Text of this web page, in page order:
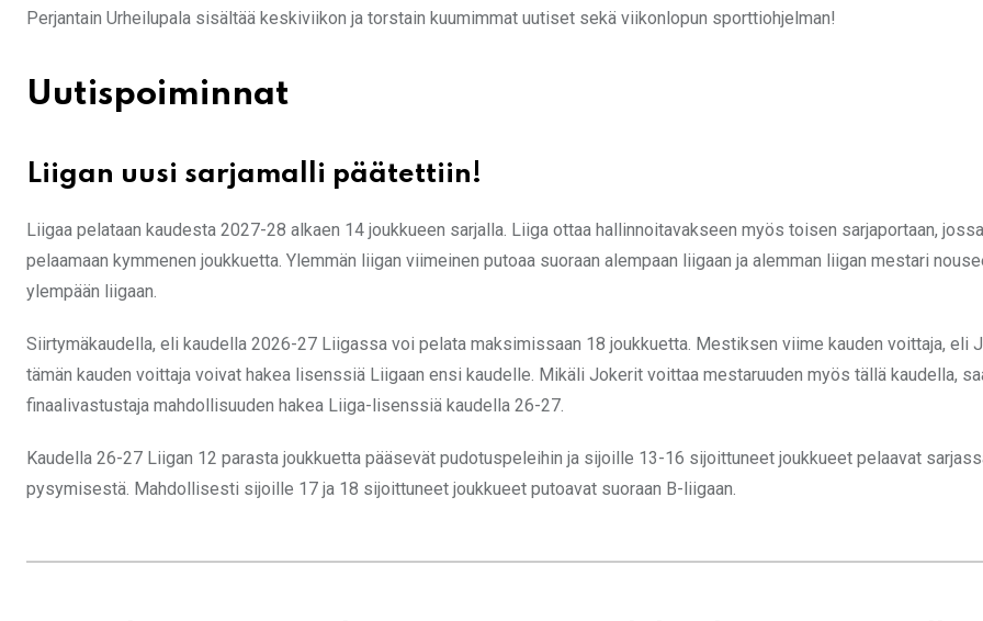
Perjantain Urheilupala sisältää keskiviikon ja torstain kuumimmat uutiset sekä viikonlopun sporttiohjelman!
Uutispoiminnat
Liigan uusi sarjamalli päätettiin!
Liigaa pelataan kaudesta 2027-28 alkaen 14 joukkueen sarjalla. Liiga ottaa hallinnoitavakseen myös toisen sarjaportaan,
pelaamaan kymmenen joukkuetta. Ylemmän liigan viimeinen putoaa suoraan alempaan liigaan ja alemman liigan mestari
ylempään liigaan.
Siirtymäkaudella, eli kaudella 2026-27 Liigassa voi pelata maksimissaan 18 joukkuetta. Mestiksen viime kauden voittaja, eli
tämän kauden voittaja voivat hakea lisenssiä Liigaan ensi kaudelle. Mikäli Jokerit voittaa mestaruuden myös tällä kaudella,
finaalivastustaja mahdollisuuden hakea Liiga-lisenssiä kaudella 26-27.
Kaudella 26-27 Liigan 12 parasta joukkuetta pääsevät pudotuspeleihin ja sijoille 13-16 sijoittuneet joukkueet pelaavat
pysymisestä. Mahdollisesti sijoille 17 ja 18 sijoittuneet joukkueet putoavat suoraan B-liigaan.